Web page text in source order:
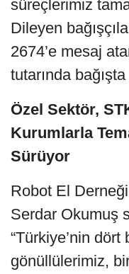
süreçlerimiz
Dileyen
2674’e mesaj
tutarında
Özel Sektör,
Kurumlarla
Sürüyor
Robot El
Serdar Okumuş
“Türkiye’nin dört
gönüllülerimiz,